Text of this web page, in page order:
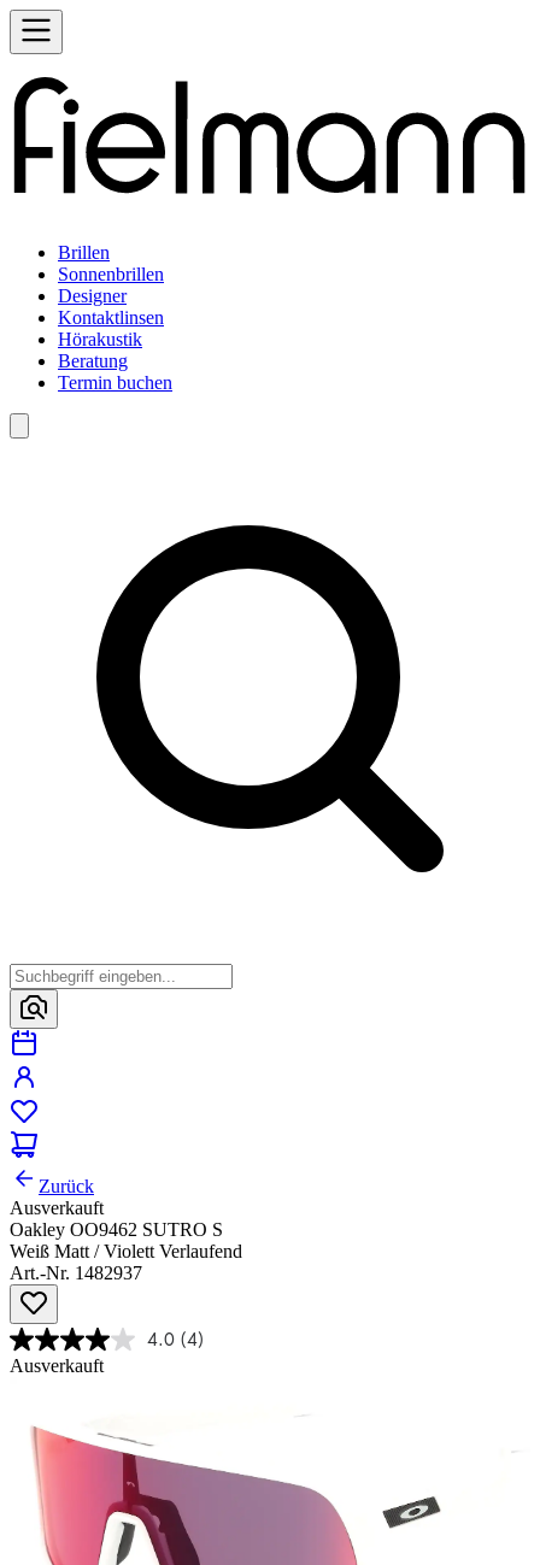
Brillen
Sonnenbrillen
Designer
Kontaktlinsen
Hörakustik
Beratung
Termin buchen
Zurück
Ausverkauft
Oakley OO9462 SUTRO S
Weiß Matt / Violett Verlaufend
Art.-Nr. 1482937
4.0 (4)
Ausverkauft